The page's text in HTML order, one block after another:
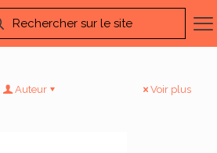
Auteur Voir plus